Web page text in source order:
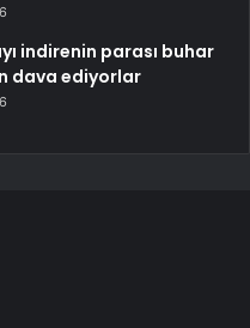
indirenin parası buhar
dava ediyorlar